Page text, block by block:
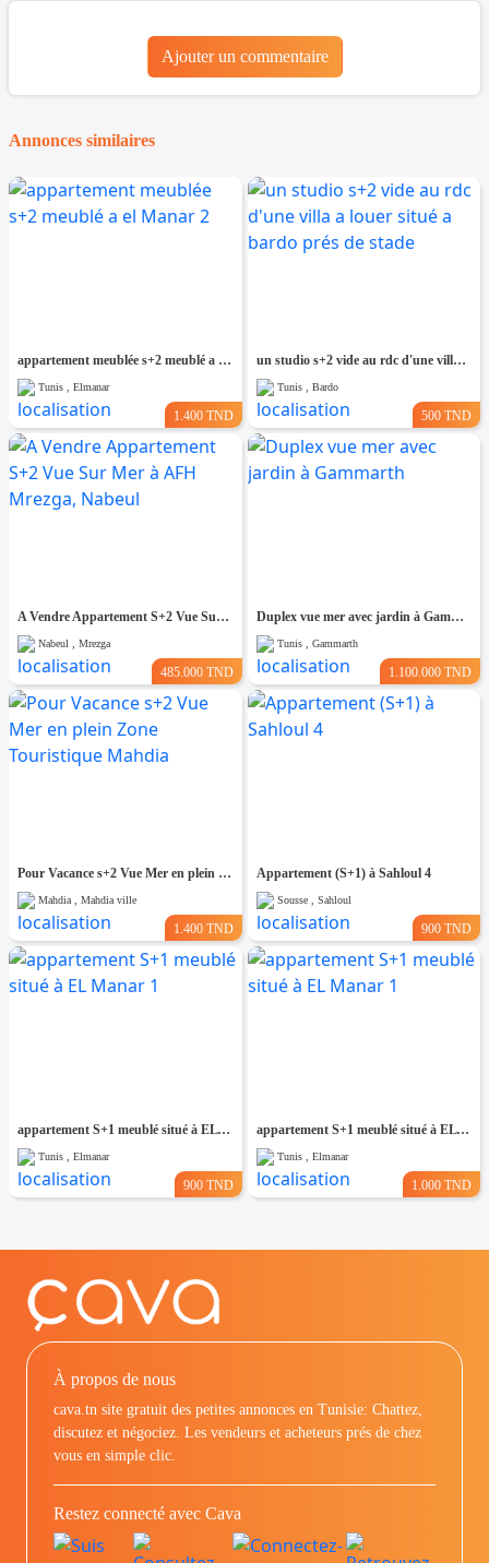
Ajouter un commentaire
Annonces similaires
appartement meublée s+2 meublé a el Manar 2
Tunis , Elmanar
1.400 TND
un studio s+2 vide au rdc d'une villa a louer situé a bardo prés de stade
Tunis , Bardo
500 TND
A Vendre Appartement S+2 Vue Sur Mer à AFH Mrezga, Nabeul
Nabeul , Mrezga
485.000 TND
Duplex vue mer avec jardin à Gammarth
Tunis , Gammarth
1.100.000 TND
Pour Vacance s+2 Vue Mer en plein Zone Touristique Mahdia
Mahdia , Mahdia ville
1.400 TND
Appartement (S+1) à Sahloul 4
Sousse , Sahloul
900 TND
appartement S+1 meublé situé à EL Manar 1
Tunis , Elmanar
900 TND
appartement S+1 meublé situé à EL Manar 1
Tunis , Elmanar
1.000 TND
À propos de nous
cava.tn site gratuit des petites annonces en Tunisie: Chattez,
discutez et négociez. Les vendeurs et acheteurs prés de chez
vous en simple clic.
Restez connecté avec Cava